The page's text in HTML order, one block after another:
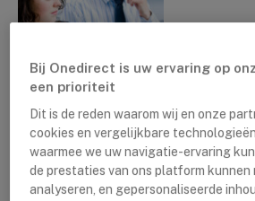
Bij Onedirect is uw ervaring op
een prioriteit
Dit is de reden waarom wij en onze
cookies en vergelijkbare
waarmee we uw navigatie-ervaring
de prestaties van ons platform kunnen
analyseren, en gepersonaliseerde